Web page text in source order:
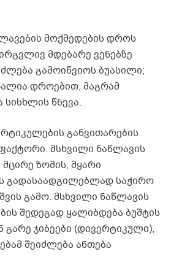
მოქმედების დროს
მდებარე ვენებზე
გამოიწვიოს ბუასილი;
დროებით, მაგრამ
წნევა.
განვითარების
მსხვილი ნაწლავის
ზომის, მყარი
გადასაადგილებლად საჭირო
გამო. მსხვილი ნაწლავის
შედეგად ყალიბდება ბუშტის
გარე ჯიბეები (დივერტიკული),
შეიძლება ანთება